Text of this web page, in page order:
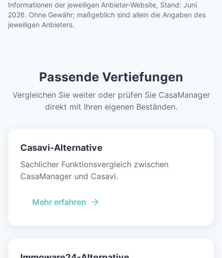
Informationen der jeweiligen Anbieter-Website, Stand: Juni
2026. Ohne Gewähr; maßgeblich sind allein die Angaben des
jeweiligen Anbieters.
Passende Vertiefungen
Vergleichen Sie weiter oder prüfen Sie CasaManager
direkt mit Ihren eigenen Beständen.
Casavi-Alternative
Sachlicher Funktionsvergleich zwischen
CasaManager und Casavi.
Mehr erfahren